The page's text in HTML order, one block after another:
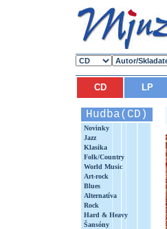
CD LP
Hudba(CD)
Novinky
Jazz
Klasika
Folk/Country
World Music
Art-rock
Blues
Alternatíva
Rock
Hard & Heavy
Šansóny